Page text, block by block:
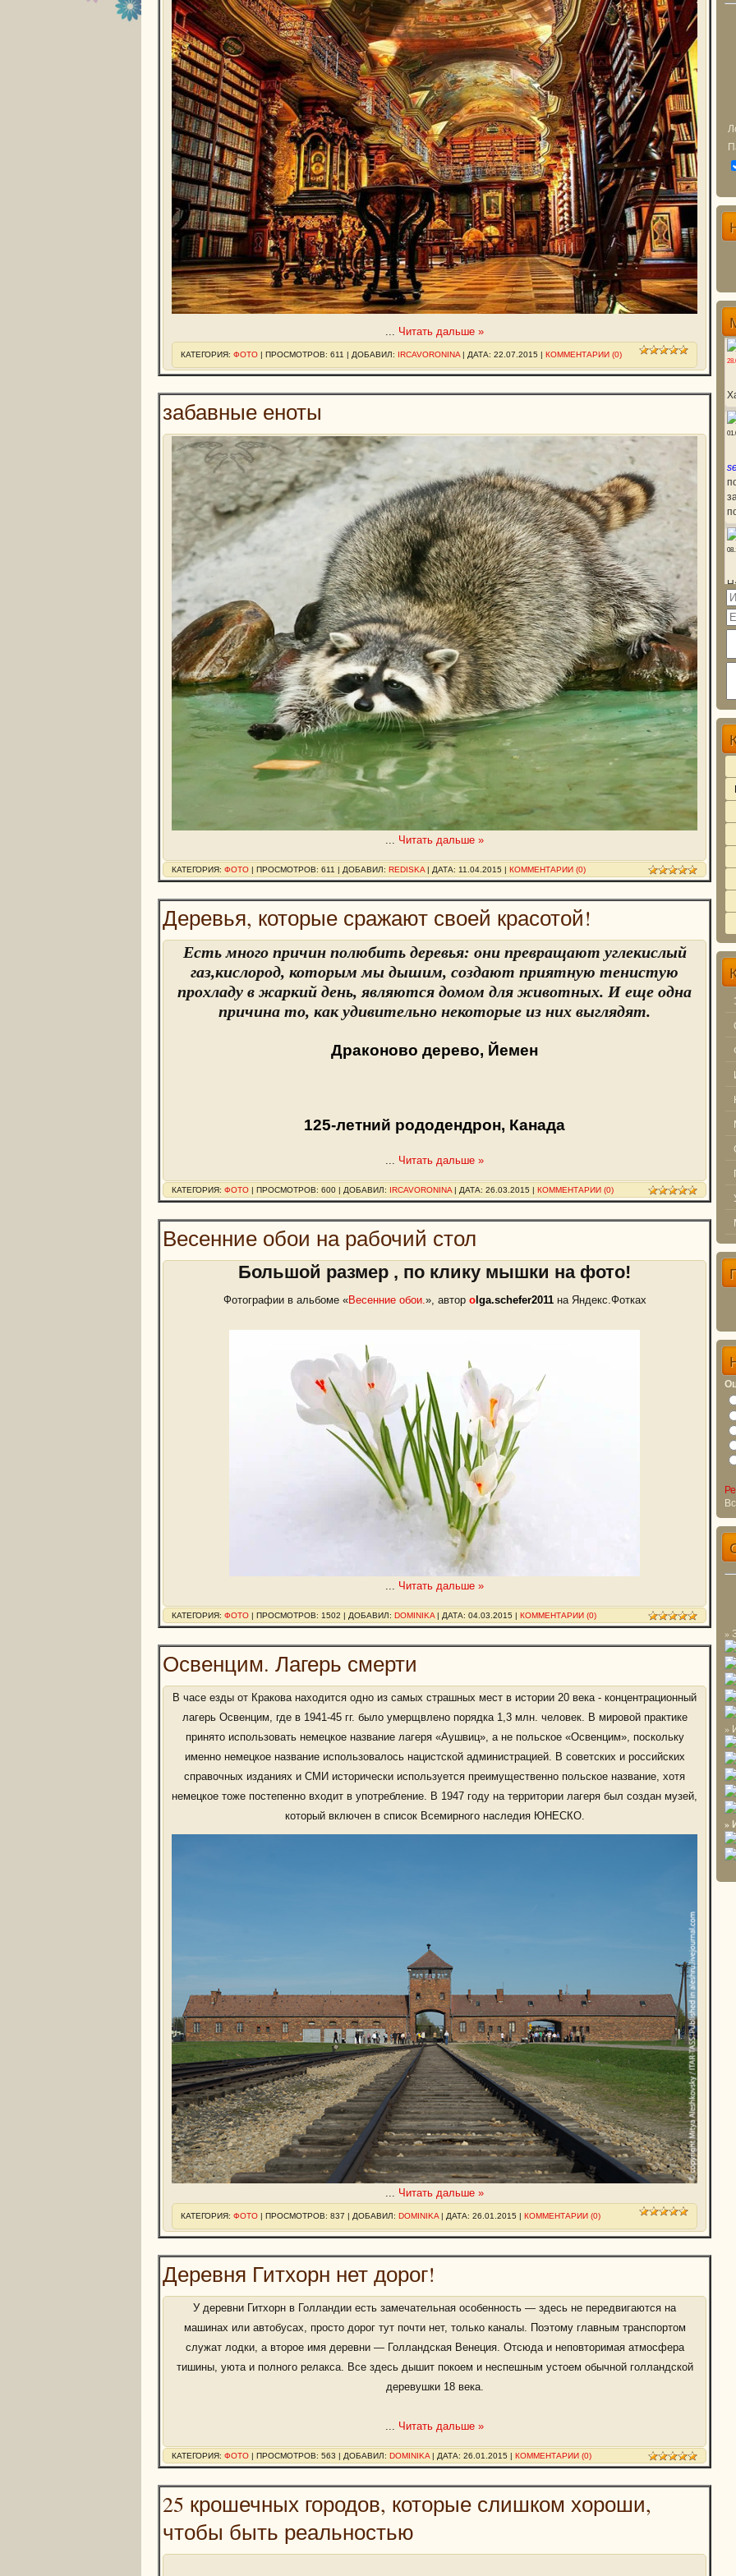
Читать дальше »
КАТЕГОРИЯ: ФОТО | ПРОСМОТРОВ: 611 | ДОБАВИЛ: IRCAVORONINA | ДАТА: 22.07.2015 | КОММЕНТАРИИ (0)
забавные еноты
Читать дальше »
КАТЕГОРИЯ: ФОТО | ПРОСМОТРОВ: 611 | ДОБАВИЛ: REDISKA | ДАТА: 11.04.2015 | КОММЕНТАРИИ (0)
Деревья, которые сражают своей красотой!
Есть много причин полюбить деревья: они превращают углекислый
газ,кислород, которым мы дышим, создают приятную тенистую
прохладу в жаркий день, являются домом для животных. И еще одна
причина то, как удивительно некоторые из них выглядят.
Драконово дерево, Йемен
125-летний рододендрон, Канада
Читать дальше »
КАТЕГОРИЯ: ФОТО | ПРОСМОТРОВ: 600 | ДОБАВИЛ: IRCAVORONINA | ДАТА: 26.03.2015 | КОММЕНТАРИИ (0)
Весенние обои на рабочий стол
Большой размер , по клику мышки на фото!
Фотографии в альбоме «Весенние обои. », автор olga.schefer2011на Яндекс.Фотках
Читать дальше »
КАТЕГОРИЯ: ФОТО | ПРОСМОТРОВ: 1502 | ДОБАВИЛ: DOMINIKA | ДАТА: 04.03.2015 | КОММЕНТАРИИ (0)
Освенцим. Лагерь смерти
В часе езды от Кракова находится одно из самых страшных мест в истории 20 века - концентрационный
лагерь Освенцим, где в 1941-45 гг. было умерщвлено порядка 1,3 млн. человек. В мировой практике
принято использовать немецкое название лагеря «Аушвиц», а не польское «Освенцим», поскольку
именно немецкое название использовалось нацистской администрацией. В советских и российских
справочных изданиях и СМИ исторически используется преимущественно польское название, хотя
немецкое тоже постепенно входит в употребление. В 1947 году на территории лагеря был создан музей,
который включен в список Всемирного наследия ЮНЕСКО.
... Читать дальше »
КАТЕГОРИЯ: ФОТО | ПРОСМОТРОВ: 837 | ДОБАВИЛ: DOMINIKA | ДАТА: 26.01.2015 | КОММЕНТАРИИ (0)
Деревня Гитхорн нет дорог!
У деревни Гитхорн в Голландии есть замечательная особенность — здесь не передвигаются на
машинах или автобусах, просто дорог тут почти нет, только каналы. Поэтому главным транспортом
служат лодки, а второе имя деревни — Голландская Венеция. Отсюда и неповторимая атмосфера
тишины, уюта и полного релакса. Все здесь дышит покоем и неспешным устоем обычной голландской
деревушки 18 века.
Читать дальше »
КАТЕГОРИЯ: ФОТО | ПРОСМОТРОВ: 563 | ДОБАВИЛ: DOMINIKA | ДАТА: 26.01.2015 | КОММЕНТАРИИ (0)
25 крошечных городов, которые слишком хороши,
чтобы быть реальностью
»
»
»